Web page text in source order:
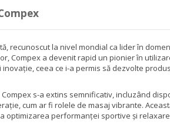
recunoscut la nivel mondial ca lider în
Compex a devenit rapid un pionier în
ceea ce i-a permis să dezvolte
s-a extins semnificativ, incluzând
cum ar fi rolele de masaj vibrante.
optimizarea performanței sportive și